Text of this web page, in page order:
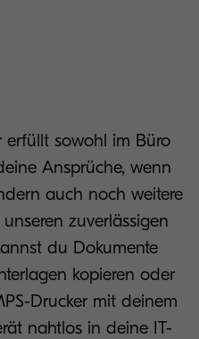
erfüllt sowohl im Büro
Ansprüche, wenn
auch noch weitere
zuverlässigen
du Dokumente
kopieren oder
Drucker mit deinem
nahtlos in deine IT-